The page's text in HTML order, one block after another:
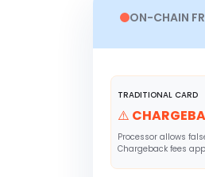
ON-CHAIN
TRADITIONAL CARD
⚠️
Processor allows
Chargeback fees